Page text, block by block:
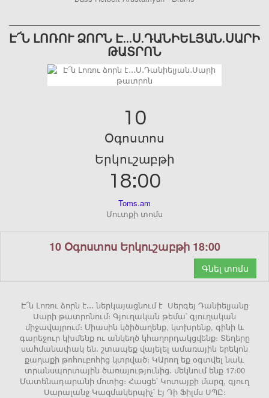
Է՜Ն ԼՈՌՈՒ ՁՈՐՆ Է․․․Ս․ԴԱՆԻԵԼՅԱՆ․ՍԱՐԻ
ԹԱՏՐՈՆ
10
Օգոստոս
Երկուշաբթի
18:00
Toms.am
Մուտքի տոմս
10 Օգոստոս Երկուշաբթի 18:00
Գնել տոմս
Է՜ն Լոռու ձորն է․․․ ներկայացնում է Սերգեյ Դանիելյանը
Սարի թատրոնում։ Գյուղական թեմա՝ գյուղական
միջավայրում։ Միասին կծիծաղենք, կտխրենք, գինի և
գարեջուր կխմենք ու անկեղծ կհաղորդակցվենք։ Տեղերը
սահմանափակ են․ շտապեք վայելել ամառային երեկոն
քաղաքի թոհուբոհից կտրված։ ԿԱրող եք օգտվել նաև
տրանսպորտային ծառայությունից․ մեկնում ենք 17։00
Մատենադարանի մոտից։ Հասցե՝ Կոտայքի մարզ, գյուղ
Սարալանջ Կազմակերպիչ՝ Էյ Դի Ֆիլմս ՍՊԸ։